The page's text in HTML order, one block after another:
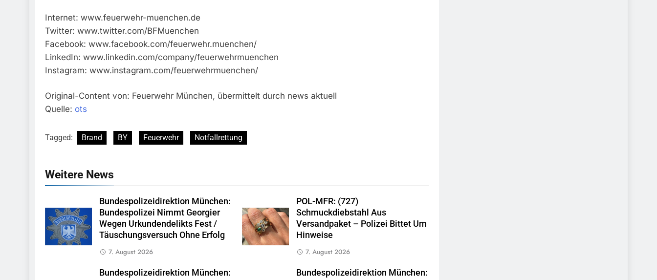
Internet: www.feuerwehr-muenchen.de
Twitter: www.twitter.com/BFMuenchen
Facebook: www.facebook.com/feuerwehr.muenchen/
LinkedIn: www.linkedin.com/company/feuerwehrmuenchen
Instagram: www.instagram.com/feuerwehrmuenchen/
Original-Content von: Feuerwehr München, übermittelt durch news aktuell
Quelle: ots
Tagged: Brand BY Feuerwehr Notfallrettung
Weitere News
Bundespolizeidirektion München:
Bundespolizei Nimmt Georgier
Wegen Urkundendelikts Fest /
Täuschungsversuch Ohne Erfolg
7. August 2026
POL-MFR: (727)
Schmuckdiebstahl Aus
Versandpaket – Polizei Bittet Um
Hinweise
7. August 2026
Bundespolizeidirektion München:
Bundespolizeidirektion München: